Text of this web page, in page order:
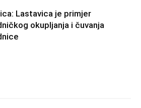
Lastavica je primjer
okupljanja i čuvanja